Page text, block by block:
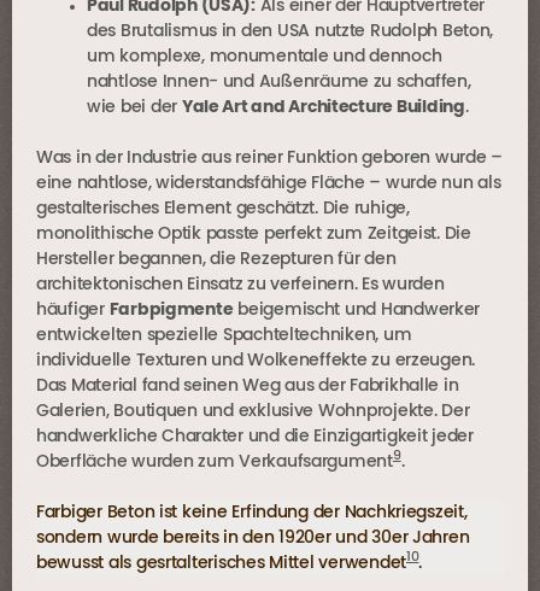
Paul Rudolph (USA):Als einer der Hauptvertreter
des Brutalismus in den USA nutzte Rudolph Beton,
um komplexe, monumentale und dennoch
nahtlose Innen- und Außenräume zu schaffen,
wie bei der Yale Art and Architecture Building.
Was in der Industrie aus reiner Funktion geboren wurde –
eine nahtlose, widerstandsfähige Fläche – wurde nun als
gestalterisches Element geschätzt. Die ruhige,
monolithische Optik passte perfekt zum Zeitgeist. Die
Hersteller begannen, die Rezepturen für den
architektonischen Einsatz zu verfeinern. Es wurden
häufiger Farbpigmentebeigemischt und Handwerker
entwickelten spezielle Spachteltechniken, um
individuelle Texturen und Wolkeneffekte zu erzeugen.
Das Material fand seinen Weg aus der Fabrikhalle in
Galerien, Boutiquen und exklusive Wohnprojekte. Der
handwerkliche Charakter und die Einzigartigkeit jeder
Oberfläche wurden zum Verkaufsargument9.
Farbiger Beton ist keine Erfindung der Nachkriegszeit,
sondern wurde bereits in den 1920er und 30er Jahren
bewusst als gesrtalterisches Mittel verwendet 10.